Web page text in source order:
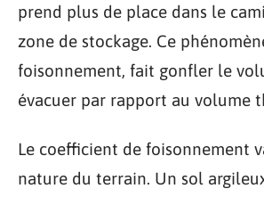
prend plus de place dans le
zone de stockage. Ce
foisonnement, fait gonfler le
évacuer par rapport au volume
Le coefficient de foisonnement
nature du terrain. Un sol